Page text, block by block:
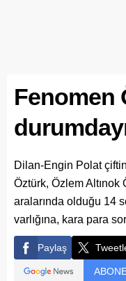
Fenomen
Dilan-Engin Polat
Öztürk, Özlem Altınok
aralarında olduğu 14
varlığına, kara para
Paylaş